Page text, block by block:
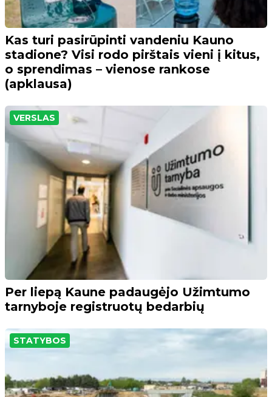
Kas turi pasirūpinti vandeniu Kauno
stadione? Visi rodo pirštais vieni į kitus,
o sprendimas – vienose rankose
(apklausa)
VERSLAS
Per liepą Kaune padaugėjo Užimtumo
tarnyboje registruotų bedarbių
STATYBOS